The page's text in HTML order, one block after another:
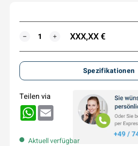
MENGE
− + XXX,XX €
Spezifikationen
Teilen via
WhatsApp
Aktuell verfügbar